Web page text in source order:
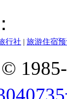
行社 | 旅游住宿